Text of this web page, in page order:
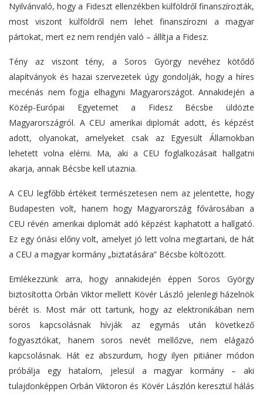
Nyilvánvaló, hogy a Fideszt ellenzékben külföldről finanszírozták,
most viszont külföldről nem lehet finanszírozni a magyar
pártokat, mert ez nem rendjén való – állítja a Fidesz.
Tény az viszont tény, a Soros György nevéhez kötődő
alapítványok és hazai szervezetek úgy gondolják, hogy a híres
mecénás nem fogja elhagyni Magyarországot. Annakidején a
Közép-Európai Egyetemet a Fidesz Bécsbe üldözte
Magyarországról. A CEU amerikai diplomát adott, és képzést
adott, olyanokat, amelyeket csak az Egyesült Államokban
lehetett volna elérni. Ma, aki a CEU foglalkozásait hallgatni
akarja, annak Bécsbe kell utaznia.
A CEU legfőbb értékeit természetesen nem az jelentette, hogy
Budapesten volt, hanem hogy Magyarország fővárosában a
CEU révén amerikai diplomát adó képzést kaphatott a hallgató.
Ez egy óriási előny volt, amelyet jó lett volna megtartani, de hát
a CEU a magyar kormány „biztatására” Bécsbe költözött.
Emlékezzünk arra, hogy annakidején éppen Soros György
biztosította Orbán Viktor mellett Kövér László jelenlegi házelnök
bérét is. Most már ott tartunk, hogy az elektronikában nem
soros kapcsolásnak hívják az egymás után következő
fogyasztókat, hanem soros nevét mellőzve, nem elágazó
kapcsolásnak. Hát ez abszurdum, hogy ilyen pitiáner módon
próbálja egy hatalom, jelesül a magyar kormány – aki
tulajdonképpen Orbán Viktoron és Kövér Lászlón keresztül hálás